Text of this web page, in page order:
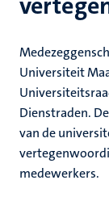
Universiteit
Dienstraden.
van de
medewerkers.